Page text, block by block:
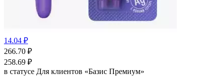
14.04 ₽
266.70 ₽
258.69 ₽
в статусе Для клиентов «Базис Премиум»